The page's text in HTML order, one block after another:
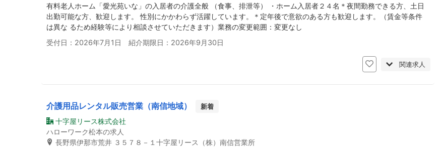
有料老人ホーム「愛光苑いな」の入居者の介護全般 （食事、排泄等） ・ホーム入居者２４名＊夜間勤務できる方、土日
出勤可能な方、歓迎します。 性別にかかわらず活躍しています。＊定年後で意欲のある方も歓迎します。（賃金等条件
は異な るため経験等により相談させていただきます）業務の変更範囲：変更なし
受付日：2026年7月1日 紹介期限日：2026年9月30日
関連求人
介護用品レンタル販売営業（南信地域） 新着
十字屋リース株式会社
ハローワーク松本の求人
長野県伊那市荒井 ３５７８－１十字屋リース（株）南信営業所